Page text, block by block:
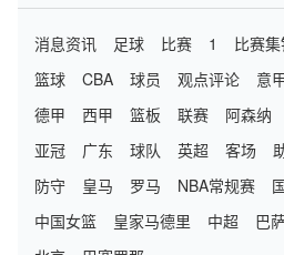
消息资讯 足球 比赛 1 比赛集
篮球
CBA 球员 观点评论 意
德甲
西甲 篮板 联赛 阿森纳
亚冠
广东 球队 英超 客场
防守
皇马 罗马 NBA常规赛
中国女篮
皇家马德里 中超 巴